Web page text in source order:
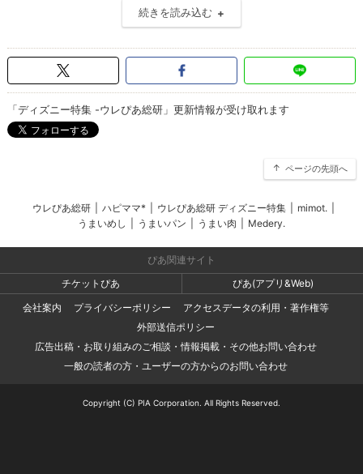
続きを読み込む
「ディズニー特集 -ウレぴあ総研」更新情報が受け取れます
ページの先頭へ
ウレぴあ総研 ハピママ* ウレぴあ総研 ディズニー特集 mimot.
うまいめし
うまいパン うまい肉 Medery.
ぴあ関連サイト
チケットぴあ
ぴあ(アプリ&Web)
会社案内
プライバシーポリシー
アクセスデータの利用・著作権等
外部送信ポリシー
広告出稿・お取り組みのご相談・情報掲載・その他お問い合わせ
一般の読者の方・ユーザーの方からのお問い合わせ
Copyright (C) PIA Corporation. All Rights Reserved.